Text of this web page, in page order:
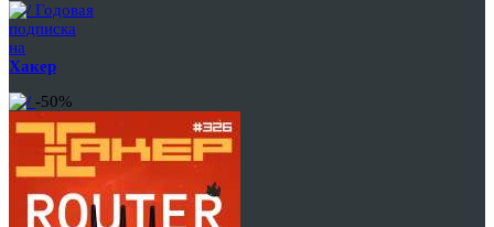
Годовая
подписка
на
Хакер
-50%